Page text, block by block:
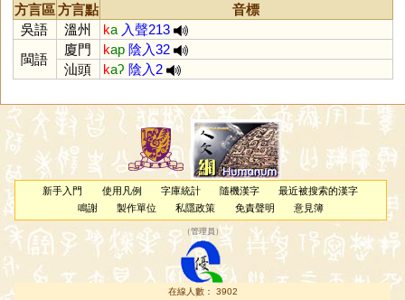
方言區方言點
音標
吳語
溫州 ka 入聲213
閩語
廈門 kap 陰入32
汕頭
kaʔ 陰入2
新手入門 使用凡例 字庫統計 隨機漢字
最近被搜索的漢字
鳴謝
製作單位 私隱政策 免責聲明 意見簿
（管理員 ）
在線人數： 3902